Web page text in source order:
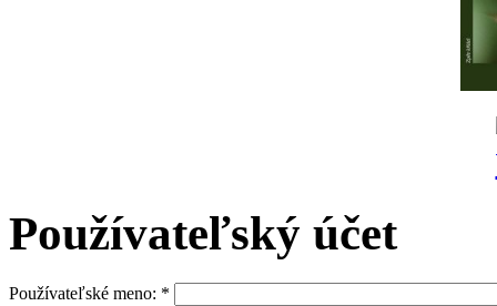
Používateľský účet
Používateľské meno: *